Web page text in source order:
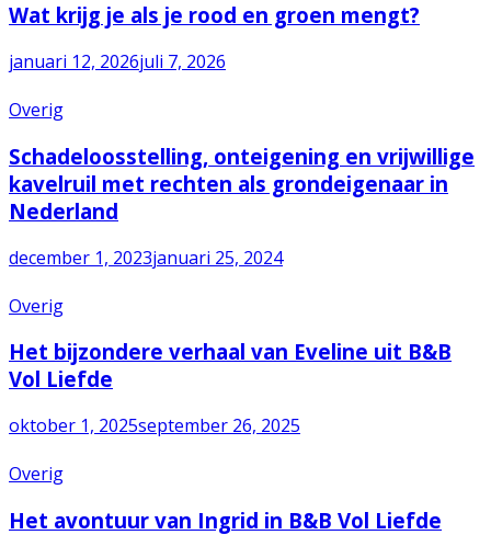
Wat krijg je als je rood en groen mengt?
januari 12, 2026juli 7, 2026
Overig
Schadeloosstelling, onteigening en vrijwillige
kavelruil met rechten als grondeigenaar in
Nederland
december 1, 2023januari 25, 2024
Overig
Het bijzondere verhaal van Eveline uit B&B
Vol Liefde
oktober 1, 2025september 26, 2025
Overig
Het avontuur van Ingrid in B&B Vol Liefde